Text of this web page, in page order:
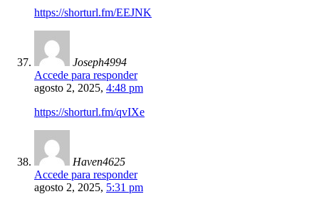
https://shorturl.fm/EEJNK
Joseph4994
Accede para responder
agosto 2, 2025, 4:48 pm
https://shorturl.fm/qvIXe
Haven4625
Accede para responder
agosto 2, 2025, 5:31 pm